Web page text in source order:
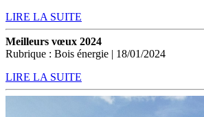
LIRE LA SUITE
Meilleurs vœux 2024
Rubrique : Bois énergie | 18/01/2024
LIRE LA SUITE